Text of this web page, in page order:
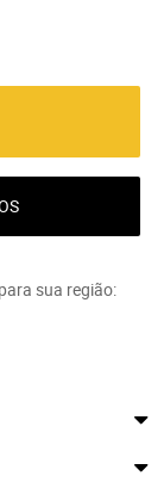
sua região: